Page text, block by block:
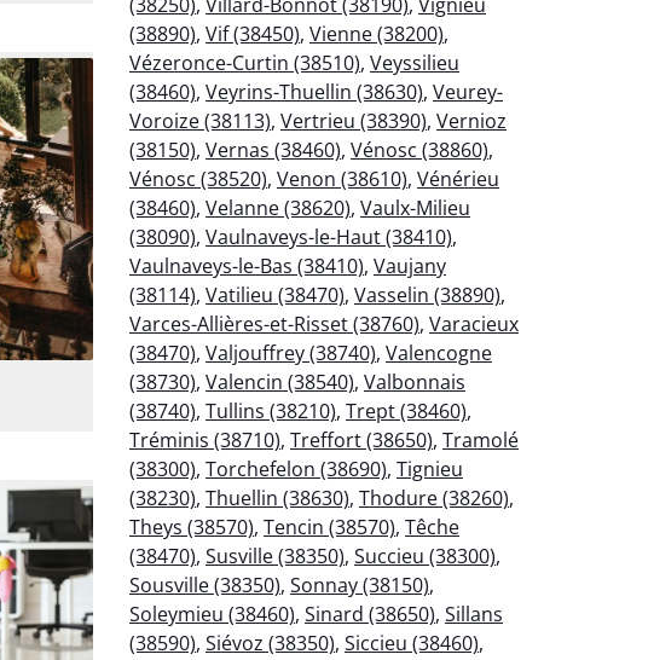
(38890), Vif (38450), Vienne (38200),
Vézeronce-Curtin (38510), Veyssilieu
(38460), Veyrins-Thuellin (38630), Veurey-
Voroize (38113), Vertrieu (38390), Vernioz
(38150), Vernas (38460), Vénosc (38860),
Vénosc (38520), Venon (38610), Vénérieu
(38460), Velanne (38620), Vaulx-Milieu
(38090), Vaulnaveys-le-Haut (38410),
Vaulnaveys-le-Bas (38410), Vaujany
(38114), Vatilieu (38470), Vasselin (38890),
Varces-Allières-et-Risset (38760), Varacieux
(38470), Valjouffrey (38740), Valencogne
(38730), Valencin (38540), Valbonnais
(38740), Tullins (38210), Trept (38460),
Tréminis (38710), Treffort (38650), Tramolé
(38300), Torchefelon (38690), Tignieu
(38230), Thuellin (38630), Thodure (38260),
Theys (38570), Tencin (38570), Têche
(38470), Susville (38350), Succieu (38300),
Sousville (38350), Sonnay (38150),
Soleymieu (38460), Sinard (38650), Sillans
(38590), Siévoz (38350), Siccieu (38460),